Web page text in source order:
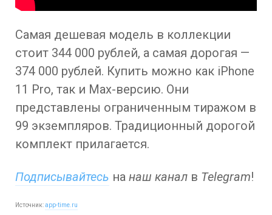
Самая дешевая модель в коллекции
стоит 344 000 рублей, а самая дорогая —
374 000 рублей. Купить можно как iPhone
11 Pro, так и Max-версию. Они
представлены ограниченным тиражом в
99 экземпляров. Традиционный дорогой
комплект прилагается.
Подписывайтесь на наш канал в Telegram!
Источник:app-time.ru